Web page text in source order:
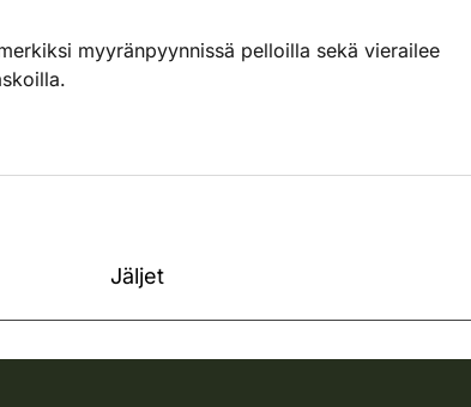
myyränpyynnissä pelloilla sekä vierailee
Jäljet